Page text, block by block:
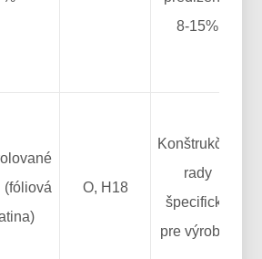
8-15%
(fóliová
O, H18
Konštrukčné
rady
špecifické
pre výrobcu